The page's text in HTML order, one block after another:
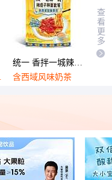
汁
统一 香拌一城辣皮子拌面套餐
含西域风味奶茶
查
看
更
多